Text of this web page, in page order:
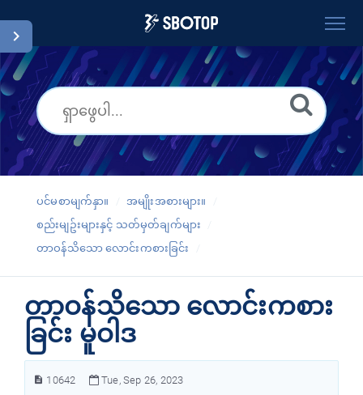
ပင်မစာမျက်နှာ။
ရှာဖွေရန်။
ဝေါဟာရ။
Burmese
ပင်မစာမျက်နှာ။
အမျိုးအစားများ။
စည်းမျဥ်းများနှင့် သတ်မှတ်ချက်များ
တာဝန်သိသော လောင်းကစားခြင်း
တာဝန်သိသော လောင်းကစား
ခြင်း မူဝါဒ
10642 Tue, Sep 26, 2023